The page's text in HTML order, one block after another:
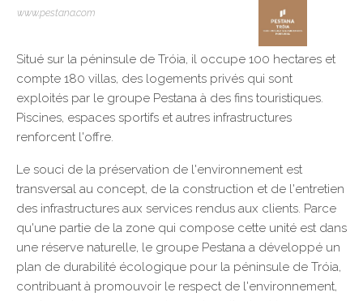
www.pestana.com
Situé sur la péninsule de Tróia, il occupe 100 hectares et
compte 180 villas, des logements privés qui sont
exploités par le groupe Pestana à des fins touristiques.
Piscines, espaces sportifs et autres infrastructures
renforcent l'offre.
Le souci de la préservation de l'environnement est
transversal au concept, de la construction et de l'entretien
des infrastructures aux services rendus aux clients. Parce
qu'une partie de la zone qui compose cette unité est dans
une réserve naturelle, le groupe Pestana a développé un
plan de durabilité écologique pour la péninsule de Tróia,
contribuant à promouvoir le respect de l'environnement,